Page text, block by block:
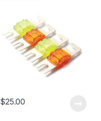
$25.00